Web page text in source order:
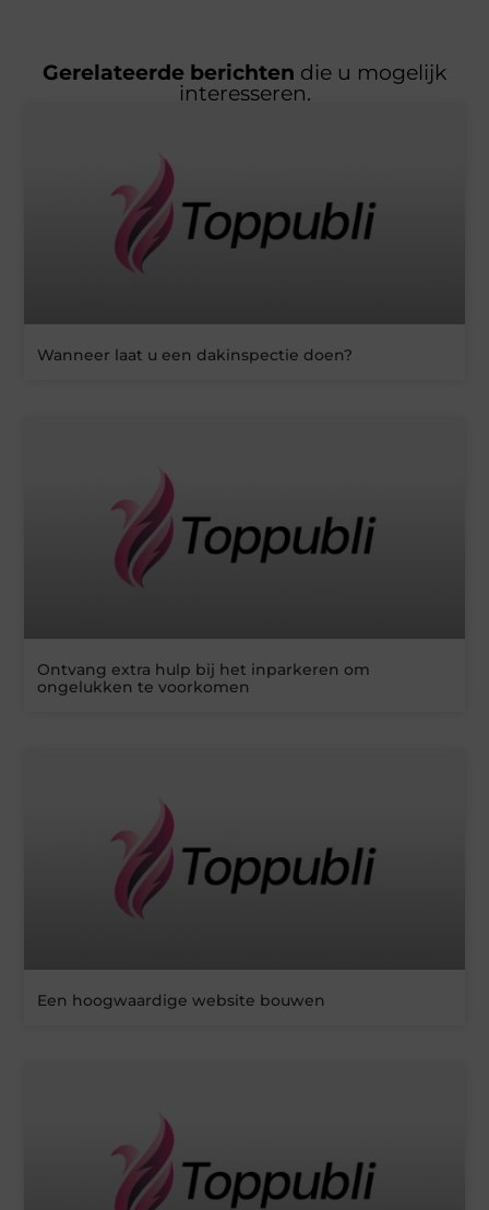
Gerelateerde berichten die u mogelijk
interesseren.
Wanneer laat u een dakinspectie doen?
Ontvang extra hulp bij het inparkeren om
ongelukken te voorkomen
Een hoogwaardige website bouwen